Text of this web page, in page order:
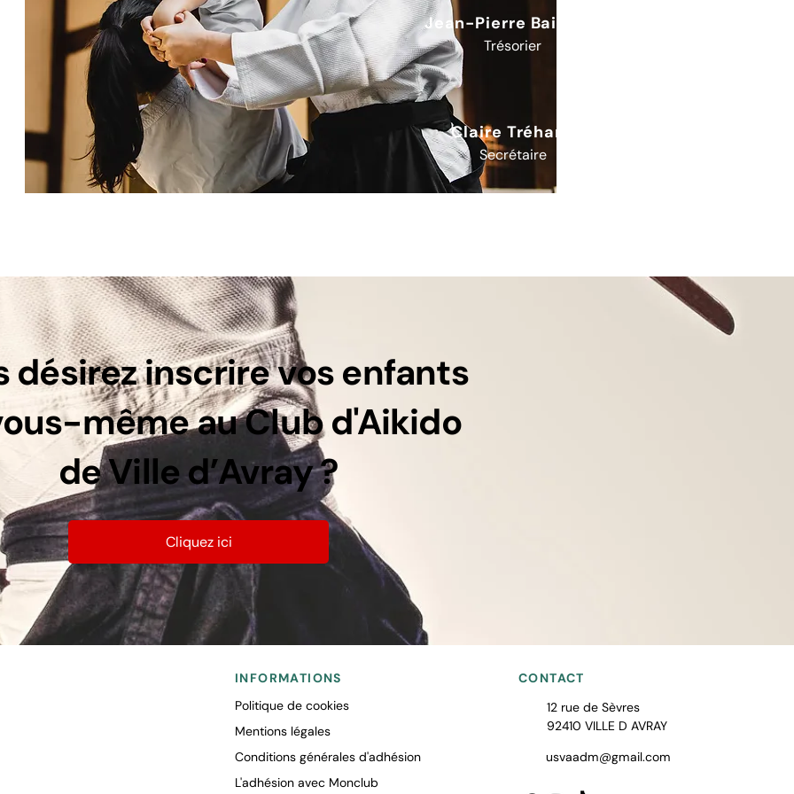
Jean-Pierre Baissin,
Trésorier
Claire Tréhard
Secrétaire
désirez inscrire vos enfants
même au Club d'Aikido
de Ville d’Avray ?
Cliquez ici
INFORMATIONS
Politique de cookies
Mentions légales
Conditions générales d'adhésion
L'adhésion avec Monclub
CONTACT
12 rue de Sèvres
92410 VILLE D AVRAY
usvaadm@gmail.com